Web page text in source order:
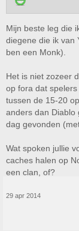
Mijn beste leg die
diegene die ik van
ben een Monk).
Het is niet zozeer
op fora dat
tussen de 15-20
anders dan Diablo
dag gevonden
Wat spoken jullie
caches halen op
een clan, of?
29 apr 2014